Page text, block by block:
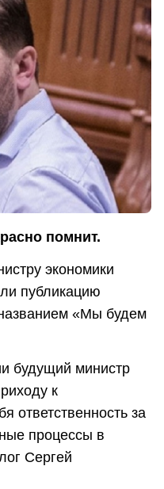
помнит.
экономики
публикацию
«Мы будем
будущий министр
к
ответственность за
процессы в
Сергей